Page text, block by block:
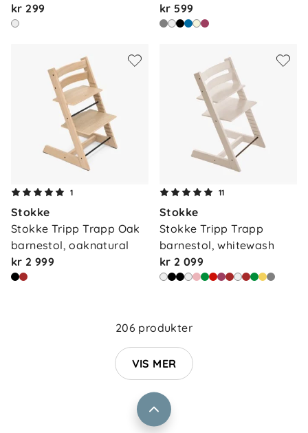
kr 299
sandybeig…
kr 599
1
Stokke
Stokke Tripp Trapp Oak
barnestol, oaknatural
kr 2 999
11
Stokke
Stokke Tripp Trapp
barnestol, whitewash
kr 2 099
206 produkter
VIS MER
Om oss
Vårt samfunnsansvar
Jobbe i Barnas Hus